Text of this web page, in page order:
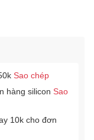
Sao chép
hàng silicon Sao
10k cho đơn